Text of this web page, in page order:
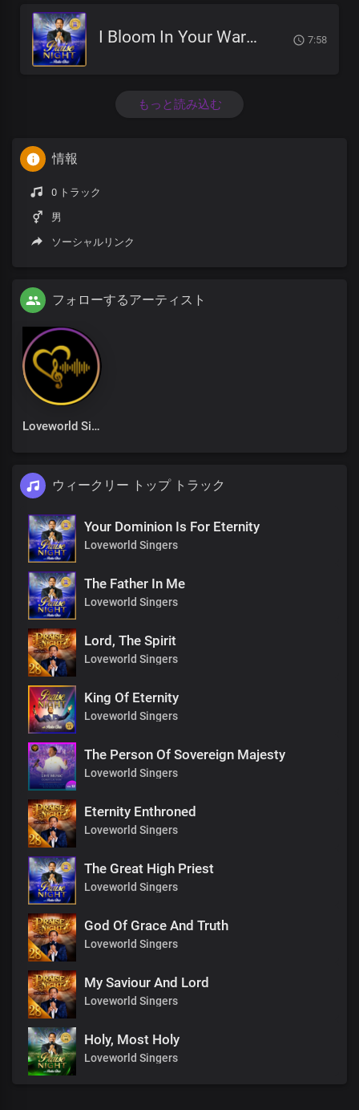
I Bloom In Your Warm Embrace 7:58
もっと読み込む
情報
0 トラック
男
ソーシャルリンク
フォローするアーティスト
Loveworld Singers
ウィークリー トップ トラック
Your Dominion Is For Eternity
Loveworld Singers
The Father In Me
Loveworld Singers
Lord, The Spirit
Loveworld Singers
King Of Eternity
Loveworld Singers
The Person Of Sovereign Majesty
Loveworld Singers
Eternity Enthroned
Loveworld Singers
The Great High Priest
Loveworld Singers
God Of Grace And Truth
Loveworld Singers
My Saviour And Lord
Loveworld Singers
Holy, Most Holy
Loveworld Singers